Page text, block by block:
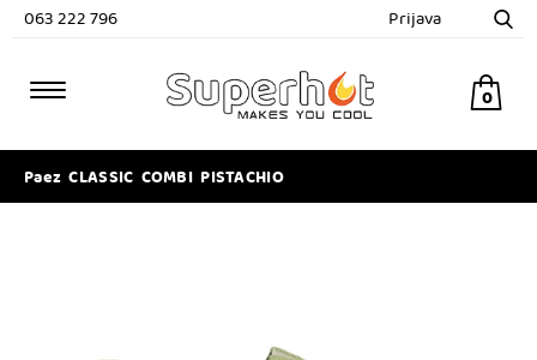
063 222 796 Prijava
Paez CLASSIC COMBI PISTACHIO
0